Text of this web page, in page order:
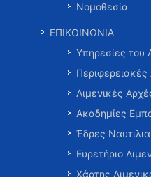
Νομοθεσία
ΕΠΙΚΟΙΝΩΝΙΑ
Υπηρεσίες του
Λιμενικές
Ακαδημίες
Έδρες
Ευρετήριο
Χάρτης